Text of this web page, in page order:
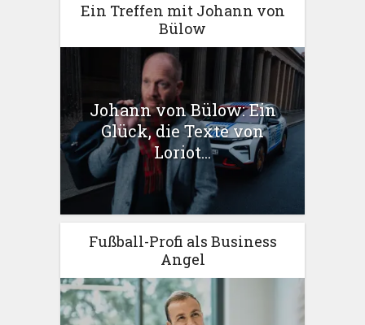
Ein Treffen mit Johann von
Bülow
Johann von Bülow: Ein
Glück, die Texte von
Loriot...
Fußball-Profi als Business
Angel